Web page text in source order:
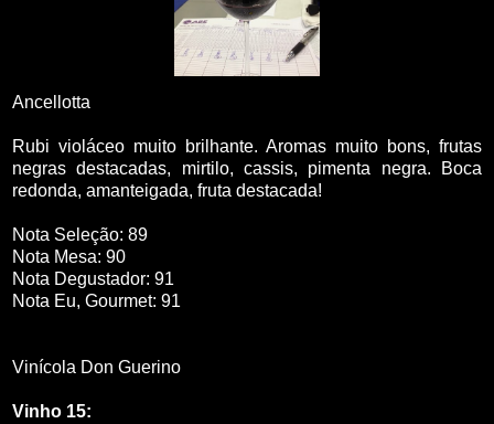
Ancellotta
Rubi violáceo muito brilhante. Aromas muito bons, frutas
negras destacadas, mirtilo, cassis, pimenta negra. Boca
redonda, amanteigada, fruta destacada!
Nota Seleção: 89
Nota Mesa: 90
Nota Degustador: 91
Nota Eu, Gourmet: 91
Vinícola Don Guerino
Vinho 15: